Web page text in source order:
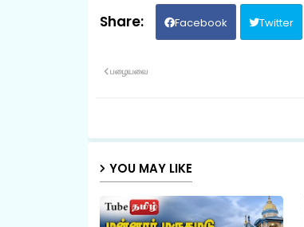
Facebook Twitter
பழையவை
YOU MAY LIKE